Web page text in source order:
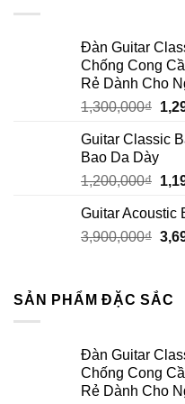
Đàn Guitar
Chống Cong
Rẻ Dành Cho
1,300,000₫
Guitar Classic
Bao Da Dày
1,200,000₫
Guitar Acoustic
3,900,000₫
SẢN PHẨM ĐẶC SẮC
Đàn Guitar
Chống Cong
Rẻ Dành Cho